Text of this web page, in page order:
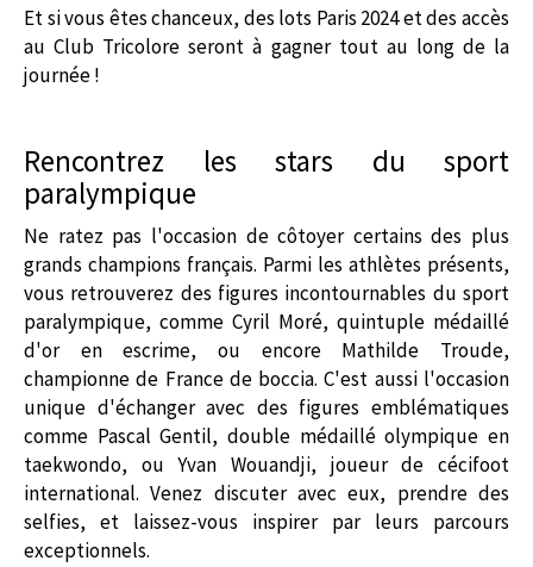
Et si vous êtes chanceux, des lots Paris 2024 et des accès
au Club Tricolore seront à gagner tout au long de la
journée !
Rencontrez les stars du sport
paralympique
Ne ratez pas l'occasion de côtoyer certains des plus
grands champions français. Parmi les athlètes présents,
vous retrouverez des figures incontournables du sport
paralympique, comme Cyril Moré, quintuple médaillé
d'or en escrime, ou encore Mathilde Troude,
championne de France de boccia. C'est aussi l'occasion
unique d'échanger avec des figures emblématiques
comme Pascal Gentil, double médaillé olympique en
taekwondo, ou Yvan Wouandji, joueur de cécifoot
international. Venez discuter avec eux, prendre des
selfies, et laissez-vous inspirer par leurs parcours
exceptionnels.